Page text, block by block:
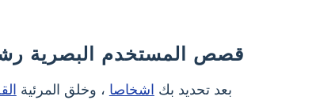
قصص المستخدم البصرية
بعد تحديد بك اشخاصا ، وخلق المرئية